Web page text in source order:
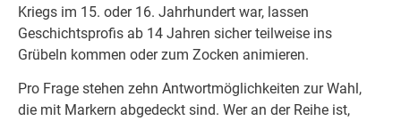
Kriegs im 15. oder 16. Jahrhundert war, lassen
Geschichtsprofis ab 14 Jahren sicher teilweise ins
Grübeln kommen oder zum Zocken animieren.
Pro Frage stehen zehn Antwortmöglichkeiten zur Wahl,
die mit Markern abgedeckt sind. Wer an der Reihe ist,